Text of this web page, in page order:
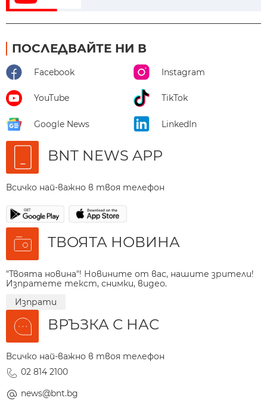
ПОСЛЕДВАЙТЕ НИ В
Facebook Instagram
YouTube TikTok
Google News LinkedIn
BNT NEWS APP
Всичко най-важно в твоя телефон
ТВОЯТА НОВИНА
"Твоята новина"! Новините от вас, нашите зрители!
Изпратете текст, снимки, видео.
Изпрати
ВРЪЗКА С НАС
Всичко най-важно в твоя телефон
02 814 2100
news@bnt.bg